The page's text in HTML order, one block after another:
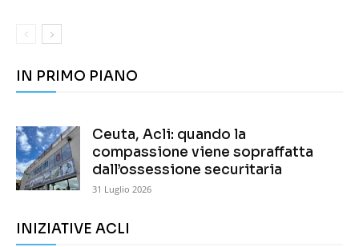
IN PRIMO PIANO
Ceuta, Acli: quando la
compassione viene sopraffatta
dall’ossessione securitaria
31 Luglio 2026
INIZIATIVE ACLI